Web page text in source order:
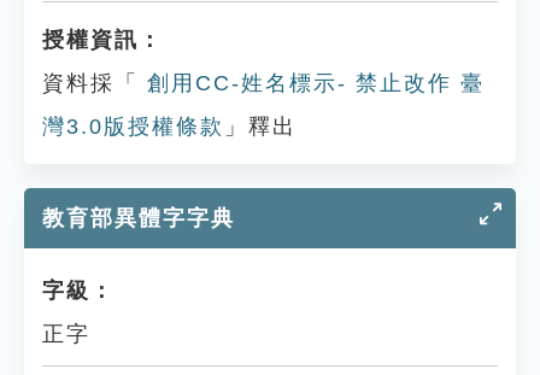
授權資訊：
資料採「
創用CC-姓名標示- 禁止改作 臺
灣3.0版授權條款 」釋出
教育部異體字字典
字級：
正字